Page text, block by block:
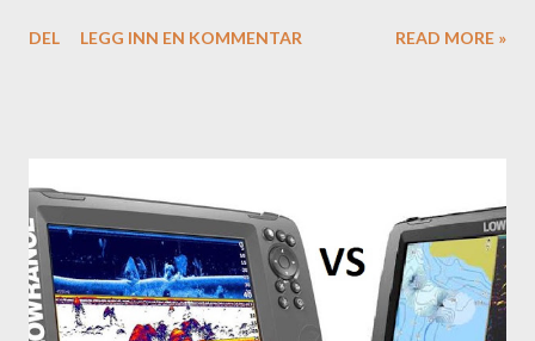
DEL
LEGG INN EN KOMMENTAR READ MORE »